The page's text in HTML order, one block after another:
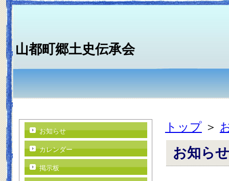
山都町郷土史伝承会
トップ＞
お知ら
お知らせ
カレンダー
掲示板